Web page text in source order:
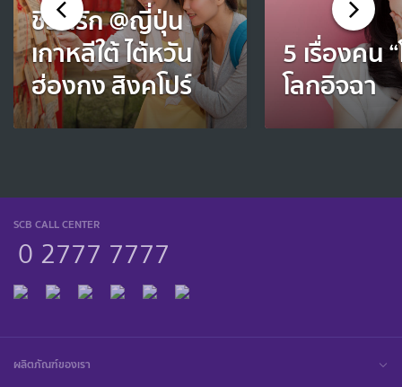
ชีวิตรัก @ญี่ปุ่น
เกาหลีใต้ ไต้หวัน
ฮ่องกง สิงคโปร์
5 เรื่องคน
โลกอิจฉา
SCB CALL CENTER
0 2777 7777
ผลิตภัณฑ์ของเรา